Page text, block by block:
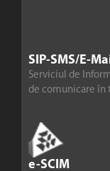
SIP-SMS/E-
Serviciul de
de comunicare în
e-SCIM